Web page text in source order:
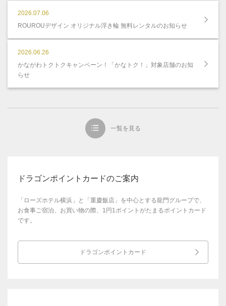
2026.07.06
ROUROUデザイン オリジナル浮き輪 無料レンタルのお知らせ
2026.06.26
かながわトクトクキャンペーン！「かなトク！」対象店舗のお知
らせ
一覧を見る
ドラゴンポイントカードのご案内
「ローズホテル横浜」と「重慶飯店」を中心とする龍門グループで、
お食事ご宿泊、お買い物の際、1円1ポイントがたまるポイントカード
です。
ドラゴンポイントカード